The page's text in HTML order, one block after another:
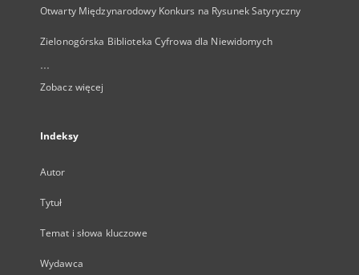
Otwarty Międzynarodowy Konkurs na Rysunek Satyryczny
Zielonogórska Biblioteka Cyfrowa dla Niewidomych
...
Zobacz więcej
Indeksy
Autor
Tytuł
Temat i słowa kluczowe
Wydawca